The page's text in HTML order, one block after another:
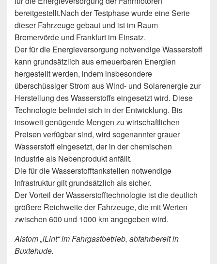
bereitgestellt.Nach der Testphase wurde eine Serie
dieser Fahrzeuge gebaut und ist im Raum
Bremervörde und Frankfurt im Einsatz.
Der für die Energieversorgung notwendige Wasserstoff
kann grundsätzlich aus erneuerbaren Energien
hergestellt werden, indem insbesondere
überschüssiger Strom aus Wind- und Solarenergie zur
Herstellung des Wasserstoffs eingesetzt wird. Diese
Technologie befindet sich in der Entwicklung. Bis
insoweit genügende Mengen zu wirtschaftlichen
Preisen verfügbar sind, wird sogenannter grauer
Wasserstoff eingesetzt, der in der chemischen
Industrie als Nebenprodukt anfällt.
Die für die Wasserstofftankstellen notwendige
Infrastruktur gilt grundsätzlich als sicher.
Der Vorteil der Wasserstofftechnologie ist die deutlich
größere Reichweite der Fahrzeuge, die mit Werten
zwischen 600 und 1000 km angegeben wird.
Alstom „iLint“ im Fahrgastbetrieb, abfahrbereit in
Buxtehude.